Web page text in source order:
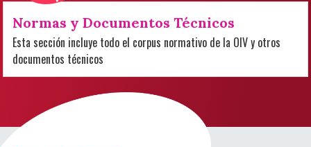
Normas y Documentos Técnicos
Esta sección incluye todo el corpus normativo de la OIV y otros
documentos técnicos